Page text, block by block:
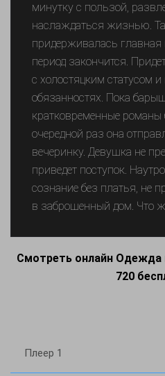
минутку с пользой,
наслаждаться жизнью.
придерживалась главная
период закончится.
с холостяцким статусом
обязанностях. Пока
кратковременные романы
очередной раз она
вечеринку. Девушка не
приведет поступок.
сознание без платья, не
в заброшенный дом. Что
Смотреть онлайн Одежда
720
Плеер 1